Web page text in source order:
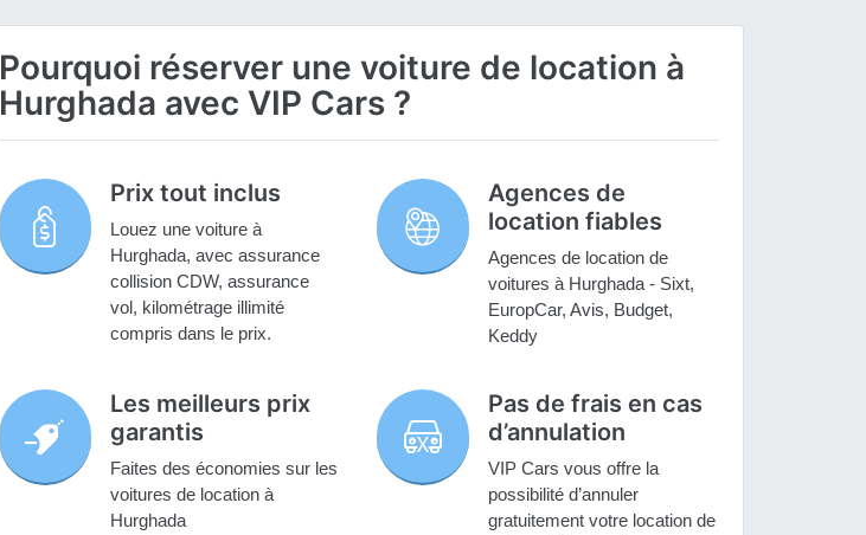
Pourquoi réserver une voiture de location à
Hurghada avec VIP Cars ?
Prix tout inclus
Louez une voiture à
Hurghada, avec assurance
collision CDW, assurance
vol, kilométrage illimité
compris dans le prix.
Agences de
location fiables
Agences de location de
voitures à Hurghada - Sixt,
EuropCar, Avis, Budget,
Keddy
Les meilleurs prix
garantis
Faites des économies sur les
voitures de location à
Hurghada
Pas de frais en cas
d’annulation
VIP Cars vous offre la
possibilité d’annuler
gratuitement votre location de